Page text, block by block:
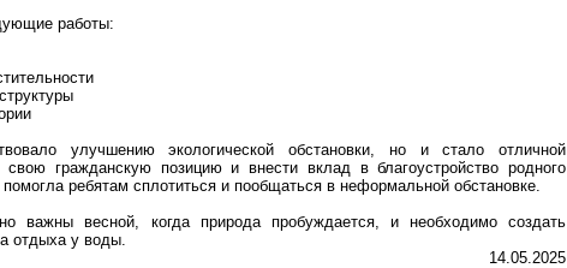
работы:
улучшению экологической обстановки, но и стало отличной
гражданскую позицию и внести вклад в благоустройство родного
ребятам сплотиться и пообщаться в неформальной обстановке.
важны весной, когда природа пробуждается, и необходимо создать
отдыха у воды.
14.05.2025